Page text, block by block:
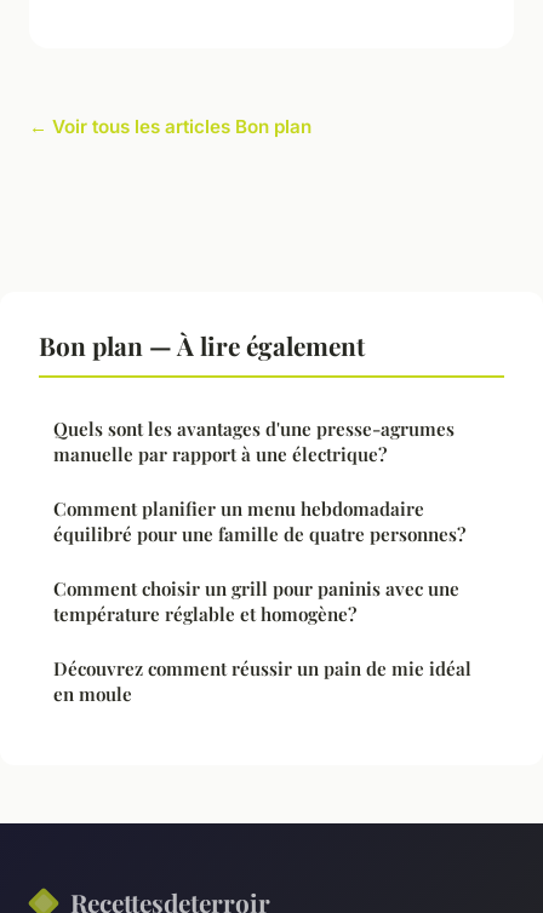
← Voir tous les articles Bon plan
Bon plan — À lire également
Quels sont les avantages d'une presse-agrumes
manuelle par rapport à une électrique?
Comment planifier un menu hebdomadaire
équilibré pour une famille de quatre personnes?
Comment choisir un grill pour paninis avec une
température réglable et homogène?
Découvrez comment réussir un pain de mie idéal
en moule
Recettesdeterroir